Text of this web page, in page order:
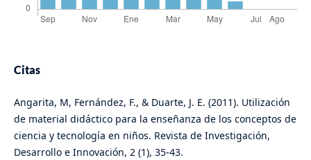
Citas
Angarita, M, Fernández, F., & Duarte, J. E. (2011). Utilización
de material didáctico para la enseñanza de los conceptos de
ciencia y tecnología en niños. Revista de Investigación,
Desarrollo e Innovación, 2 (1), 35-43.